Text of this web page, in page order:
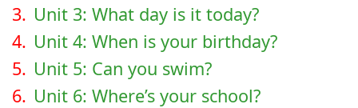
3. Unit 3: What day is it today?
4. Unit 4: When is your birthday?
5. Unit 5: Can you swim?
6. Unit 6: Where’s your school?